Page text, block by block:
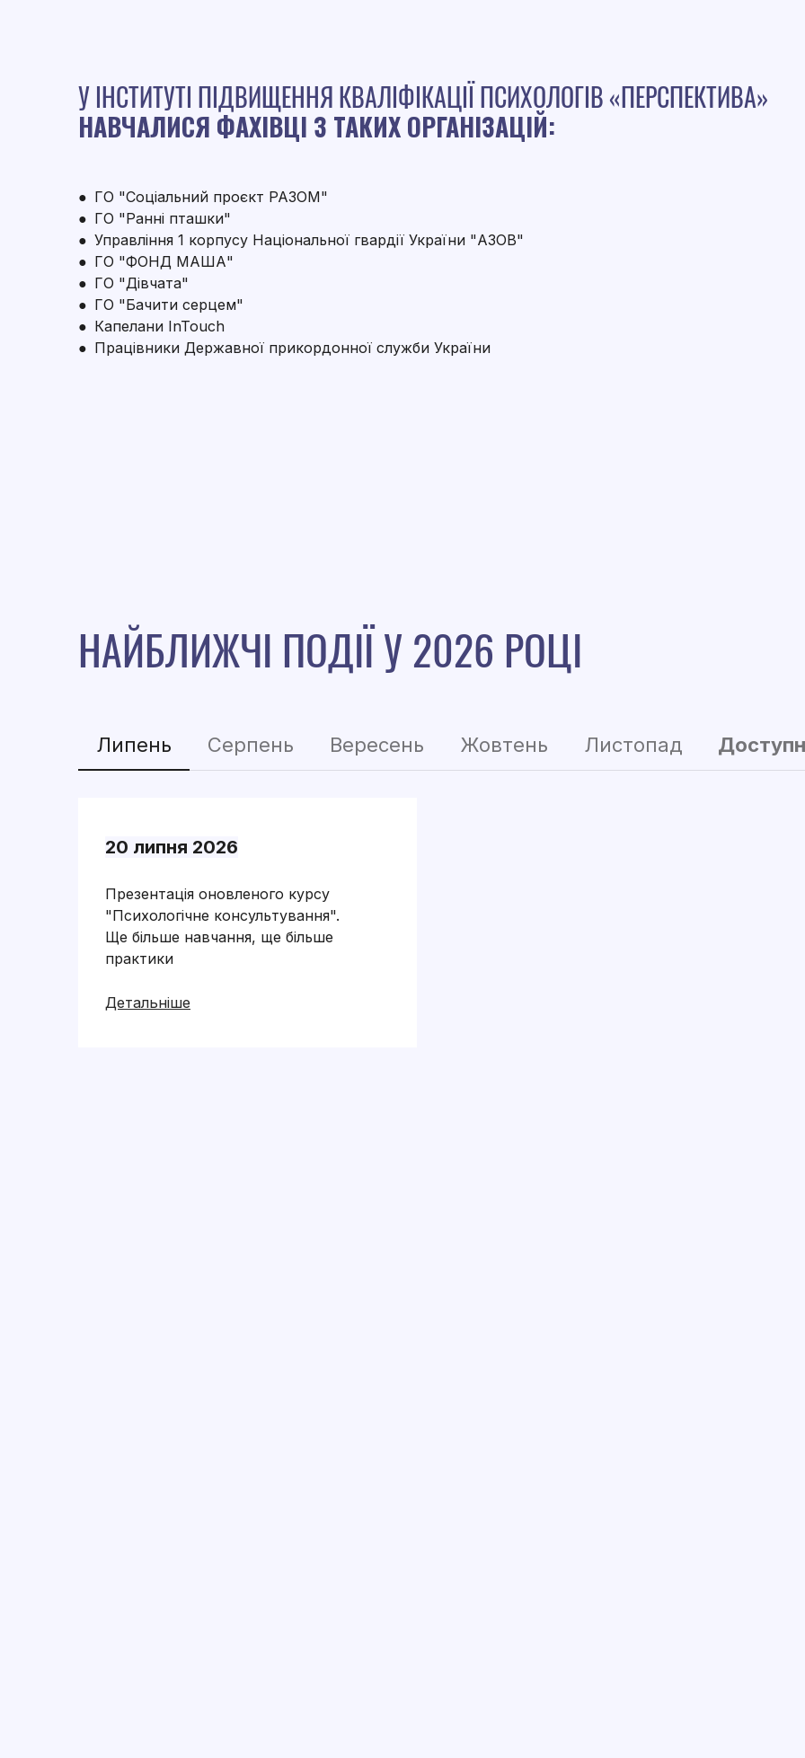
У ІНСТИТУТІ ПІДВИЩЕННЯ КВАЛІФІКАЦІЇ ПСИХОЛОГІВ «ПЕРСПЕКТИВА»
НАВЧАЛИСЯ ФАХІВЦІ З ТАКИХ ОРГАНІЗАЦІЙ:
● ГО "Соціальний проєкт РАЗОМ"
● ГО "Ранні пташки"
● Управління 1 корпусу Національної гвардії України "АЗОВ"
● ГО "ФОНД МАША"
● ГО "Дівчата"
● ГО "Бачити серцем"
● Капелани InTouch
● Працівники Державної прикордонної служби України
НАЙБЛИЖЧІ ПОДІЇ У 2026 РОЦІ
Липень Серпень Вересень Жовтень Листопад
20 липня 2026
Презентація оновленого курсу
"Психологічне консультування".
Ще більше навчання, ще більше
практики
Детальніше